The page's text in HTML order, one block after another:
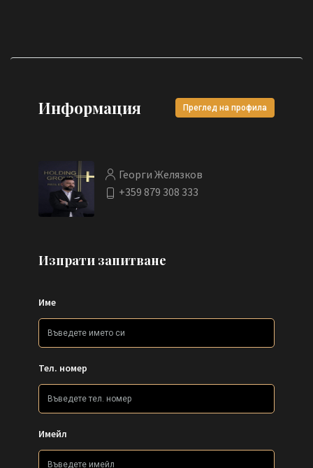
Информация Преглед на профила
Георги Желязков
+359 879 308 333
Изпрати запитване
Име
Тел. номер
Имейл